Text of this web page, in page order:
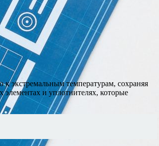
экстремальным температурам, сохраняя
элементах и уплотнителях, которые